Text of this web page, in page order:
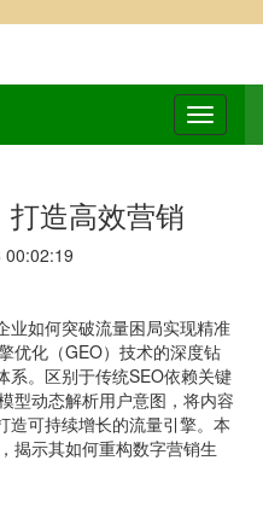
造高效营销
业如何突破流量困局实现精准
优化（GEO）技术的深度钻
系。区别于传统SEO依赖关键
型动态解析用户意图，将内容
造可持续增长的流量引擎。本
揭示其如何重构数字营销生